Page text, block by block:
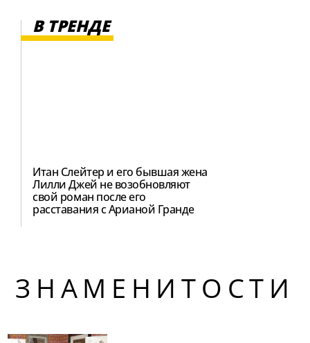
В ТРЕНДЕ
Итан Слейтер и его бывшая жена
Лилли Джей не возобновляют
свой роман после его
расставания с Арианой Гранде
ЗНАМЕНИТОСТИ